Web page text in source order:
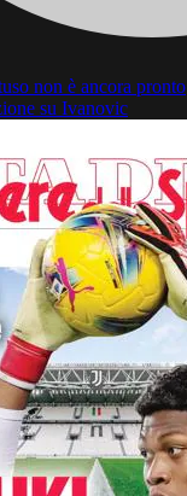
non è ancora pronto
su Ivanovic